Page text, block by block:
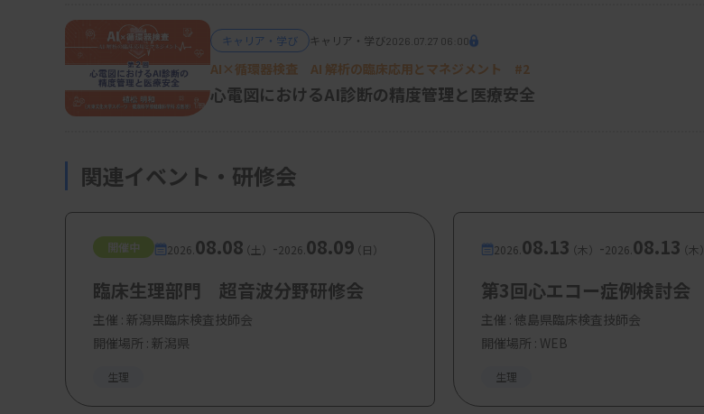
けることで、「彼」が人間であることが分かるといった具合です。
（4）推論と評価
学習済みのモデルに新しいテキストを入力し、タスクを実行させます。例えば、質問応答
て評価されます。
生成AIは、臨床検査技師の業務を強力にサポートするツールとなり得ます。自然言語処理
を引き出すための第一歩です。今後の医療現場における生成AIのさらなる進化に期待し、
臨床検査技師としてその最前線で活躍するための知識を深めていきましょう。
キャリア・学び キャリア・学び2026.07.27 06:00
AI×循環器検査 AI 解析の臨床応用とマネジメント #2
心電図におけるAI診断の精度管理と医療安全
関連イベント・研修会
開催中 2026. 08.08（土） -2026. 08.09（日）
臨床生理部門 超音波分野研修会
主催 : 新潟県臨床検査技師会
開催場所 : 新潟県
生理
2026. 08.13（木） -2026. 08.13（木）
第3回心エコー症例検討会
主催 : 徳島県臨床検査技師会
開催場所 : WEB
生理